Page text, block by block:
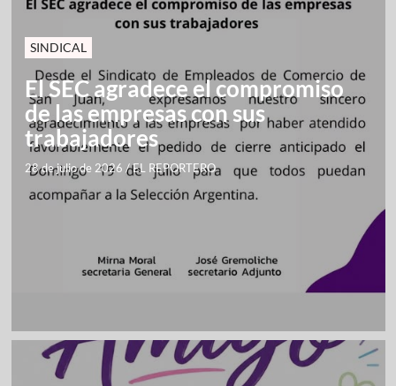
SINDICAL
El SEC agradece el compromiso
de las empresas con sus
trabajadores
28 de julio de 2026 /EL REPORTERO